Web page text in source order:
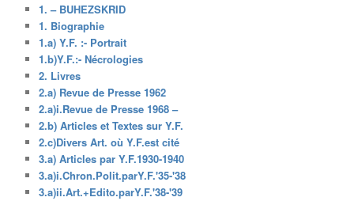
1. – BUHEZSKRID
1. Biographie
1.a) Y.F. :- Portrait
1.b)Y.F.:- Nécrologies
2. Livres
2.a) Revue de Presse 1962
2.a)i.Revue de Presse 1968 –
2.b) Articles et Textes sur Y.F.
2.c)Divers Art. où Y.F.est cité
3.a) Articles par Y.F.1930-1940
3.a)i.Chron.Polit.parY.F.'35-'38
3.a)ii.Art.+Edito.parY.F.'38-'39